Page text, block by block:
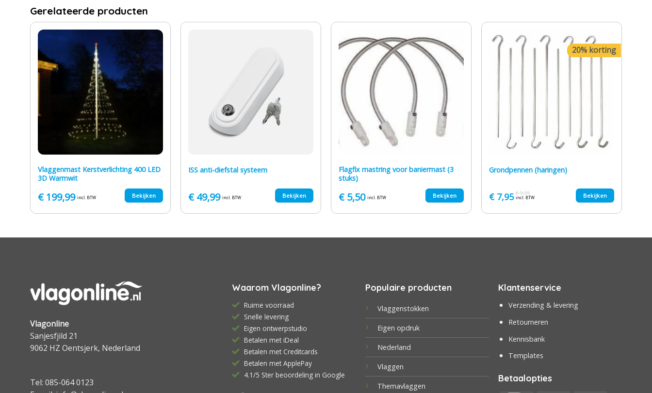
Gerelateerde producten
Vlaggenmast Kerstverlichting 400 LED
3D Warmwit
€199,99 incl. BTW Bekijken
ISS anti-diefstal systeem
€49,99 incl. BTW Bekijken
Flagfix mastring voor baniermast (3
stuks)
€5,50 incl. BTW Bekijken
20% korting
Grondpennen (haringen)
€9,95
Oorspronkelijke
prijs
€ 9,95.
€7,95Huidige
prijs
€ 7,95.
incl. BTW Bekijken
Vlagonline
Sanjesfjild 21
9062 HZ Oentsjerk, Nederland
Tel: 085-064 0123
Waarom Vlagonline?
Ruime voorraad
Snelle levering
Eigen ontwerpstudio
Betalen met iDeal
Betalen met Creditcards
Betalen met ApplePay
4.1/5 Ster beoordeling in Google
Populaire producten
Vlaggenstokken
Eigen opdruk
Nederland
Vlaggen
Themavlaggen
Klantenservice
Verzending & levering
Retourneren
Kennisbank
Templates
Betaalopties